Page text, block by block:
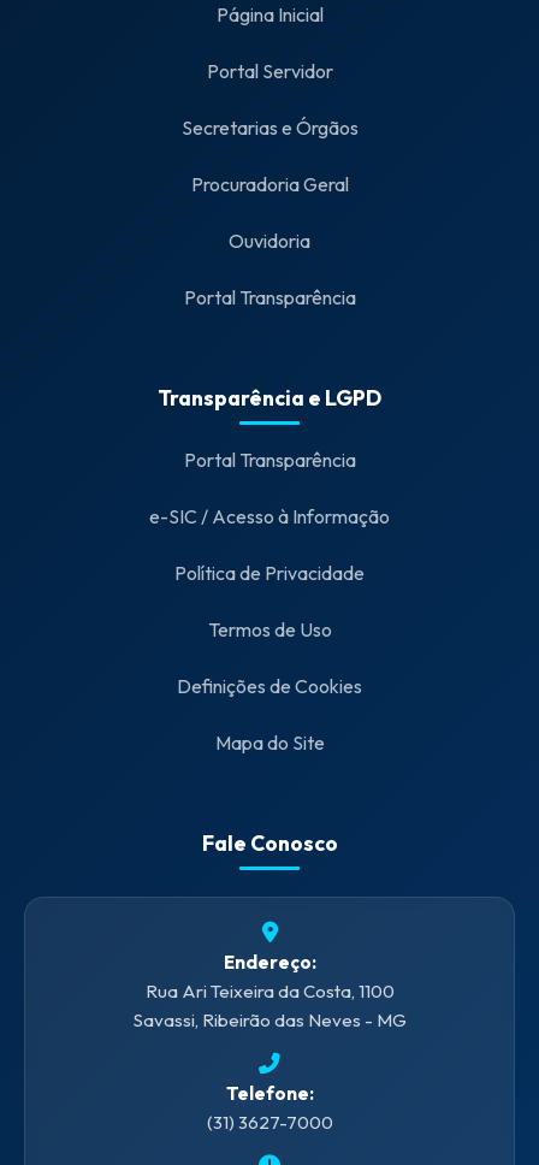
Página Inicial
Portal Servidor
Secretarias e Órgãos
Procuradoria Geral
Ouvidoria
Portal Transparência
Transparência e LGPD
Portal Transparência
e-SIC / Acesso à Informação
Política de Privacidade
Termos de Uso
Definições de Cookies
Mapa do Site
Fale Conosco
Endereço:
Rua Ari Teixeira da Costa, 1100
Savassi, Ribeirão das Neves - MG
Telefone:
(31) 3627-7000